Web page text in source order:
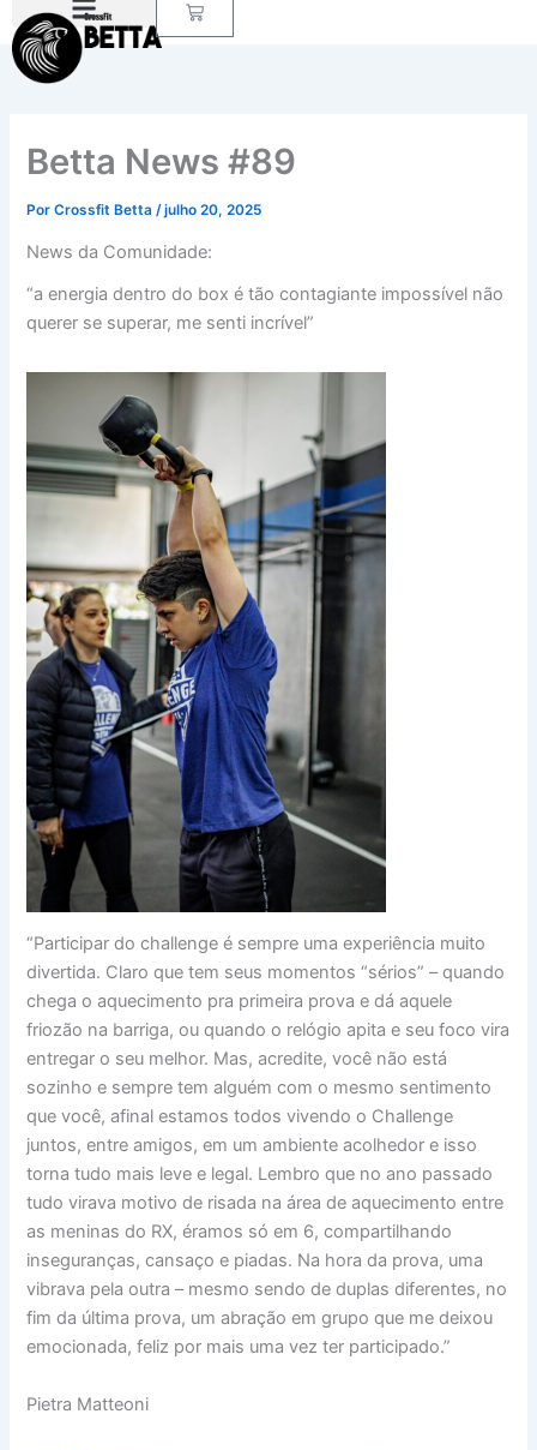
para
Carrinho
Betta News #89
PorCrossfit Betta/julho 20, 2025
News da Comunidade:
“a energia dentro do box é tão contagiante impossível não
querer se superar, me senti incrível”
“Participar do challenge é sempre uma experiência muito
divertida. Claro que tem seus momentos “sérios” – quando
chega o aquecimento pra primeira prova e dá aquele
friozão na barriga, ou quando o relógio apita e seu foco vira
entregar o seu melhor. Mas, acredite, você não está
sozinho e sempre tem alguém com o mesmo sentimento
que você, afinal estamos todos vivendo o Challenge
juntos, entre amigos, em um ambiente acolhedor e isso
torna tudo mais leve e legal. Lembro que no ano passado
tudo virava motivo de risada na área de aquecimento entre
as meninas do RX, éramos só em 6, compartilhando
inseguranças, cansaço e piadas. Na hora da prova, uma
vibrava pela outra – mesmo sendo de duplas diferentes, no
fim da última prova, um abração em grupo que me deixou
emocionada, feliz por mais uma vez ter participado.”
Pietra Matteoni